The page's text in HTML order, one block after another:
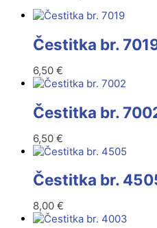
Čestitka br.
6,50 €
Čestitka br.
6,50 €
Čestitka br.
8,00 €